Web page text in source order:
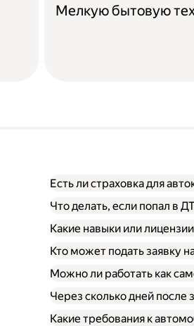
Мелкую бытовую
Есть ли страховка для
Что делать, если попал в
Какие навыки или
Кто может подать заявку
Можно ли работать как
Через сколько дней после
Какие требования к